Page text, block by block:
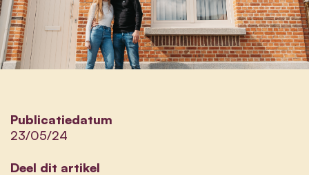
Publicatiedatum
23/05/24
Deel dit artikel